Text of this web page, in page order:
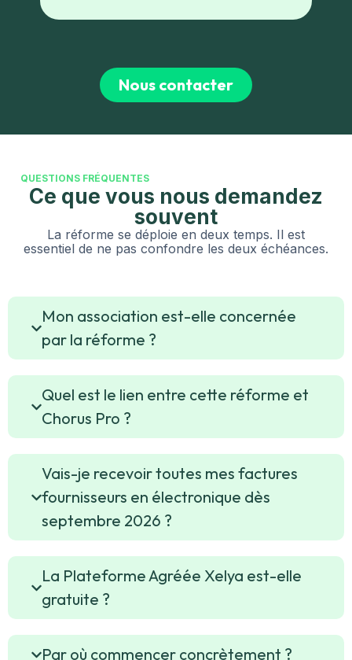
Nous contacter
QUESTIONS FRÉQUENTES
Ce que vous nous demandez
souvent
La réforme se déploie en deux temps. Il est
Mon association est-elle concernée
par la réforme ?
Quel est le lien entre cette réforme et
Chorus Pro ?
Vais-je recevoir toutes mes factures
fournisseurs en électronique dès
septembre 2026 ?
La Plateforme Agréée Xelya est-elle
gratuite ?